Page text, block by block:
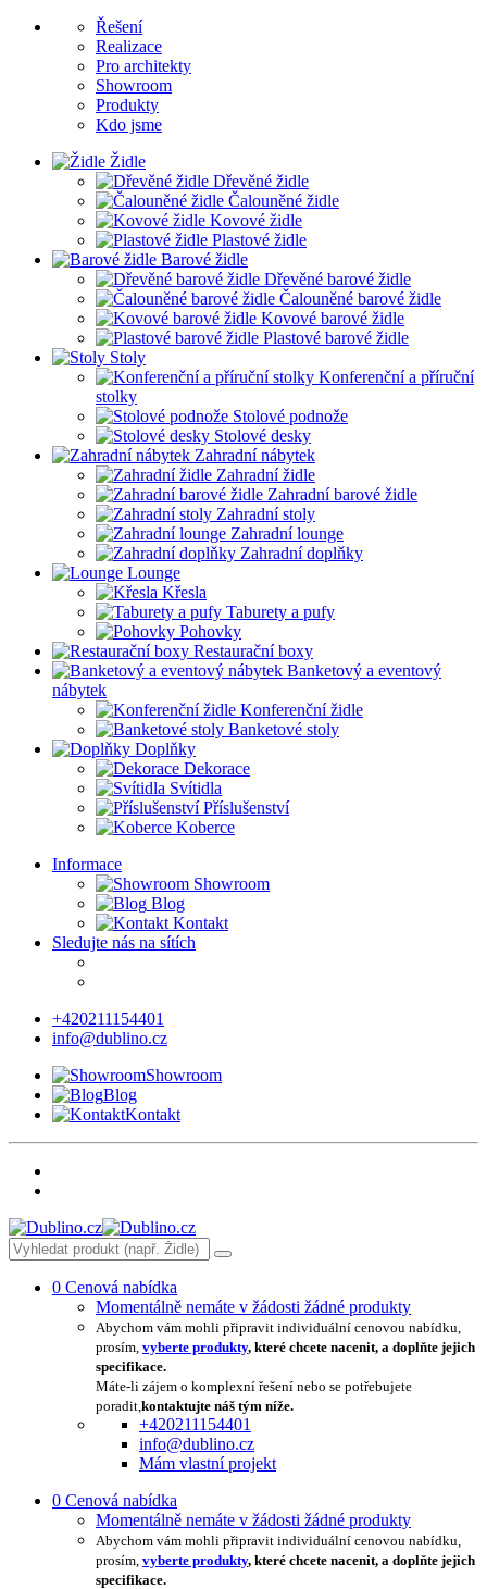
Řešení
Realizace
Pro architekty
Showroom
Produkty
Kdo jsme
Židle
Dřevěné židle
Čalouněné židle
Kovové židle
Plastové židle
Barové židle
Dřevěné barové židle
Čalouněné barové židle
Kovové barové židle
Plastové barové židle
Stoly
Konferenční a příruční
stolky
Stolové podnože
Stolové desky
Zahradní nábytek
Zahradní židle
Zahradní barové židle
Zahradní stoly
Zahradní lounge
Zahradní doplňky
Lounge
Křesla
Taburety a pufy
Pohovky
Restaurační boxy
Banketový a eventový
nábytek
Konferenční židle
Banketové stoly
Doplňky
Dekorace
Svítidla
Příslušenství
Koberce
Informace
Showroom
Blog
Kontakt
Sledujte nás na sítích
+420211154401
info@dublino.cz
Showroom
Blog
Kontakt
0 Cenová nabídka
Momentálně nemáte v žádosti žádné produkty
Abychom vám mohli připravit individuální cenovou nabídku,
prosím, vyberte produkty, které chcete nacenit, a doplňte jejich
specifikace.
Máte-li zájem o komplexní řešení nebo se potřebujete
poradit,kontaktujte náš tým níže.
+420211154401
info@dublino.cz
Mám vlastní projekt
0 Cenová nabídka
Momentálně nemáte v žádosti žádné produkty
Abychom vám mohli připravit individuální cenovou nabídku,
prosím, vyberte produkty, které chcete nacenit, a doplňte jejich
specifikace.